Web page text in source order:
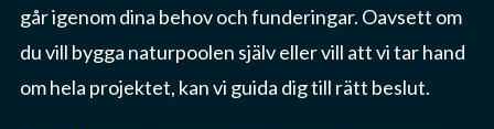
går igenom dina behov och funderingar. Oavsett om
du vill bygga naturpoolen själv eller vill att vi tar hand
om hela projektet, kan vi guida dig till rätt beslut.